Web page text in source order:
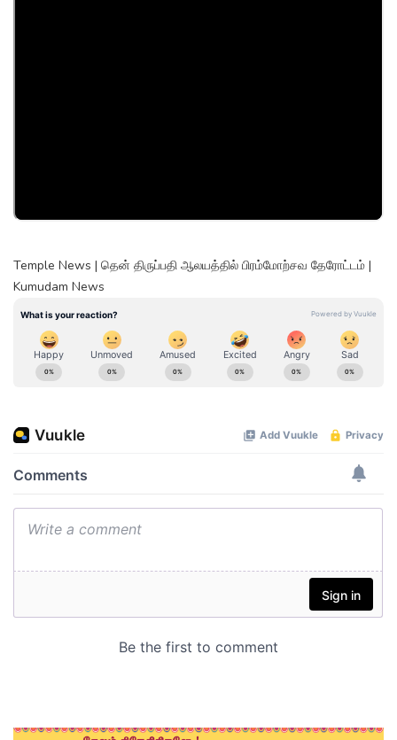
Temple News | தென் திருப்பதி ஆலயத்தில் பிரம்மோற்சவ தேரோட்டம் |
Kumudam News